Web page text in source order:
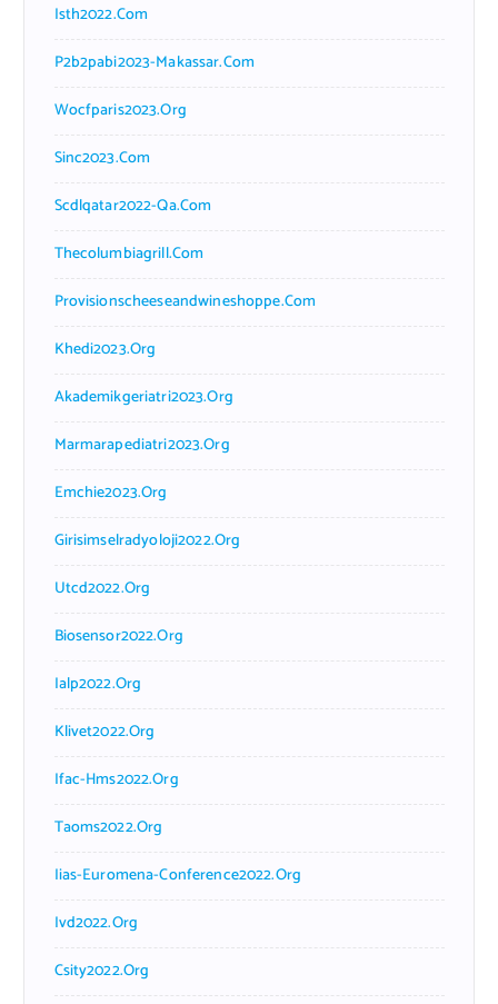
Isth2022.com
P2b2pabi2023-Makassar.com
Wocfparis2023.org
Sinc2023.com
Scdlqatar2022-Qa.com
Thecolumbiagrill.com
Provisionscheeseandwineshoppe.com
Khedi2023.org
Akademikgeriatri2023.org
Marmarapediatri2023.org
Emchie2023.org
Girisimselradyoloji2022.org
Utcd2022.org
Biosensor2022.org
Ialp2022.org
Klivet2022.org
Ifac-Hms2022.org
Taoms2022.org
Iias-Euromena-Conference2022.org
Ivd2022.org
Csity2022.org